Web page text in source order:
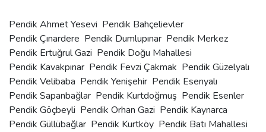
Pendik Ahmet Yesevi Pendik Bahçelievler
Pendik Çınardere Pendik Dumlupınar Pendik Merkez
Pendik Ertuğrul Gazi Pendik Doğu Mahallesi
Pendik Kavakpınar Pendik Fevzi Çakmak Pendik Güzelyalı
Pendik Velibaba Pendik Yenişehir Pendik Esenyalı
Pendik Sapanbağlar Pendik Kurtdoğmuş Pendik Esenler
Pendik Göçbeyli Pendik Orhan Gazi Pendik Kaynarca
Pendik Güllübağlar Pendik Kurtköy Pendik Batı Mahallesi